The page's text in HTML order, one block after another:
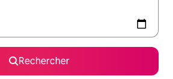
Rechercher